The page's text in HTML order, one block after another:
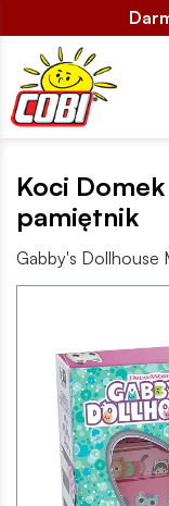
Koci
pamiętnik
Gabby's Dollhouse